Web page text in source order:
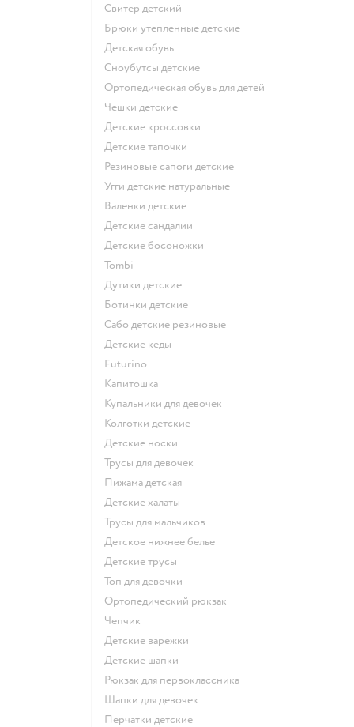
Свитер детский
Брюки утепленные детские
Детская обувь
Сноубутсы детские
Ортопедическая обувь для детей
Чешки детские
Детские кроссовки
Детские тапочки
Резиновые сапоги детские
Угги детские натуральные
Валенки детские
Детские сандалии
Детские босоножки
Tombi
Дутики детские
Ботинки детские
Сабо детские резиновые
Детские кеды
Futurino
Капитошка
Купальники для девочек
Колготки детские
Детские носки
Трусы для девочек
Пижама детская
Детские халаты
Трусы для мальчиков
Детское нижнее белье
Детские трусы
Топ для девочки
Ортопедический рюкзак
Чепчик
Детские варежки
Детские шапки
Рюкзак для первоклассника
Шапки для девочек
Перчатки детские